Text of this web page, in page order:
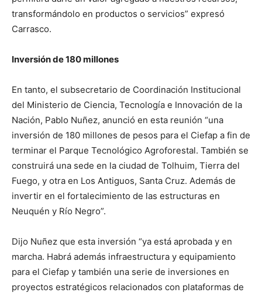
transformándolo en productos o servicios” expresó
Carrasco.
Inversión de 180 millones
En tanto, el subsecretario de Coordinación Institucional
del Ministerio de Ciencia, Tecnología e Innovación de la
Nación, Pablo Nuñez, anunció en esta reunión “una
inversión de 180 millones de pesos para el Ciefap a fin de
terminar el Parque Tecnológico Agroforestal. También se
construirá una sede en la ciudad de Tolhuim, Tierra del
Fuego, y otra en Los Antiguos, Santa Cruz. Además de
invertir en el fortalecimiento de las estructuras en
Neuquén y Río Negro”.
Dijo Nuñez que esta inversión “ya está aprobada y en
marcha. Habrá además infraestructura y equipamiento
para el Ciefap y también una serie de inversiones en
proyectos estratégicos relacionados con plataformas de